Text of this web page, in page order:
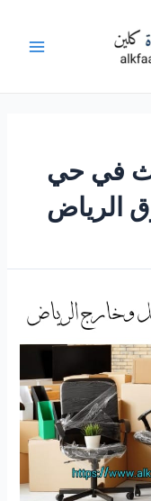
في حي
الرياض